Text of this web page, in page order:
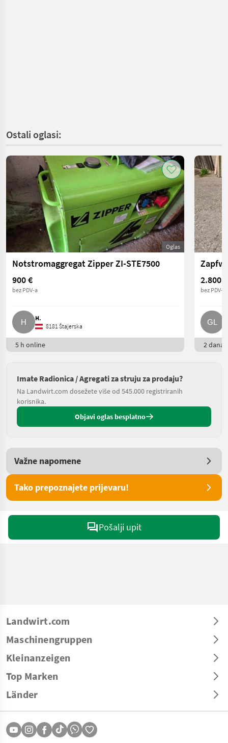
Ostali oglasi:
Oglas
Notstromaggregat Zipper ZI-STE7500
900 €
bez PDV-a
H.
8181 Štajerska
5 h online
2.800 €
bez PDV-a
2 dana
Imate Radionica / Agregati za struju za prodaju?
Na Landwirt.com dosežete više od 545.000 registriranih
korisnika.
Objavi oglas besplatno
Važne napomene
Tako prepoznajete prijevaru!
Pošalji upit
Landwirt.com
Maschinengruppen
Kleinanzeigen
Top Marken
Länder